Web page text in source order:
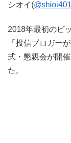
シオイ(
2018年最初のビ
「投信ブロガー
式・懇親会が開
た。